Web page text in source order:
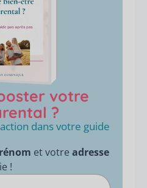
votre
?
dans votre guide
et votre adresse
!